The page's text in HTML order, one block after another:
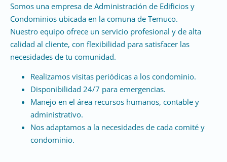
Somos una empresa de Administración de Edificios y
Condominios ubicada en la comuna de Temuco.
Nuestro equipo ofrece un servicio profesional y de alta
calidad al cliente, con flexibilidad para satisfacer las
necesidades de tu comunidad.
Realizamos visitas periódicas a los condominio.
Disponibilidad 24/7 para emergencias.
Manejo en el área recursos humanos, contable y
administrativo.
Nos adaptamos a la necesidades de cada comité y
condominio.